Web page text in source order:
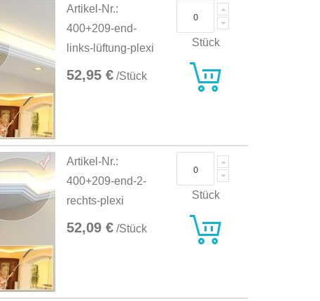
Artikel-Nr.:
400+209-end-
links-lüftung-plexi
52,95 € /Stück
Stück
Artikel-Nr.:
400+209-end-2-
rechts-plexi
52,09 € /Stück
Stück